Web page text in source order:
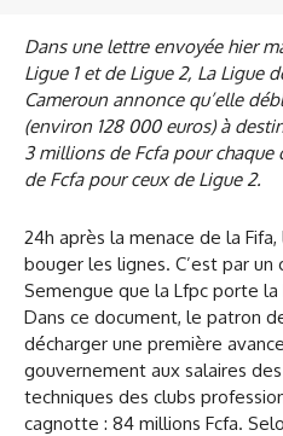
Dans une lettre envoyée hier
Ligue 1 et de Ligue 2, La
Cameroun annonce qu’elle
(environ 128 000 euros) à
3 millions de Fcfa pour chaque
de Fcfa pour ceux de Ligue 2.
24h après la menace de la
bouger les lignes. C’est par
Semengue que la Lfpc porte
Dans ce document, le patron
décharger une première
gouvernement aux salaires
techniques des clubs
cagnotte : 84 millions Fcfa.